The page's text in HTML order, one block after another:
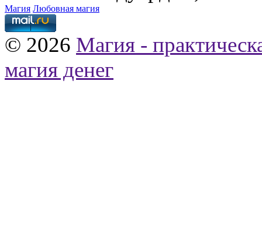
Магия Любовная магия
© 2026 Магия -
магия денег